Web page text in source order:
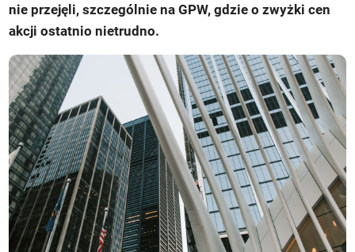
nie przejęli, szczególnie na GPW, gdzie o zwyżki cen
akcji ostatnio nietrudno.